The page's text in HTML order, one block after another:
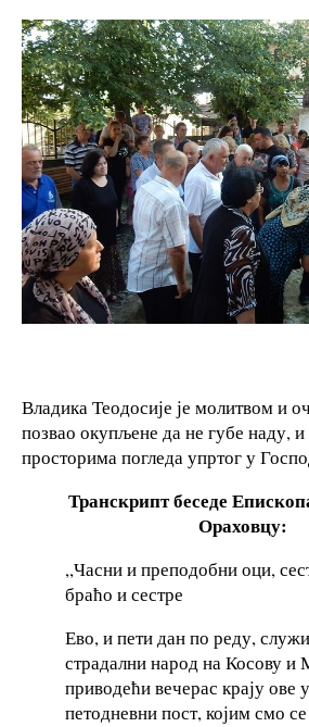
Владика Теодосије је молитвом и
позвао окупљене да не губе наду,
просторима погледа упртог у
Транскрипт беседе
Ораховцу:
,,Часни и преподобни оци,
браћо и сестре
Ево, и пети дан по реду,
страдални народ на Косову и
приводећи вечерас крају ове
петодневни пост, којим смо